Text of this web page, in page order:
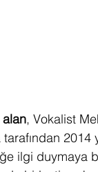
, Vokalist
2014
ilgi duymaya